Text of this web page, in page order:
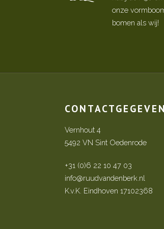
onze
bomen als wij!
Vernhout 4
5492 VN Sint Oedenrode
+31 (0)6 22 10 47 03
info@ruudvandenberk.nl
K.v.K. Eindhoven 17102368